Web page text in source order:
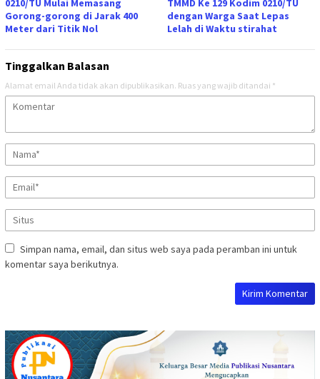
0210/TU Mulai Memasang
Gorong-gorong di Jarak 400
Meter dari Titik Nol
TMMD Ke 129 Kodim 0210/TU
dengan Warga Saat Lepas
Lelah di Waktu stirahat
Tinggalkan Balasan
Alamat email Anda tidak akan dipublikasikan. Ruas yang wajib ditandai *
Simpan nama, email, dan situs web saya pada peramban ini untuk
komentar saya berikutnya.